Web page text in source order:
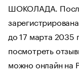
ШОКОЛАДА.
до 17 марта
посмотреть
можно онлайн на